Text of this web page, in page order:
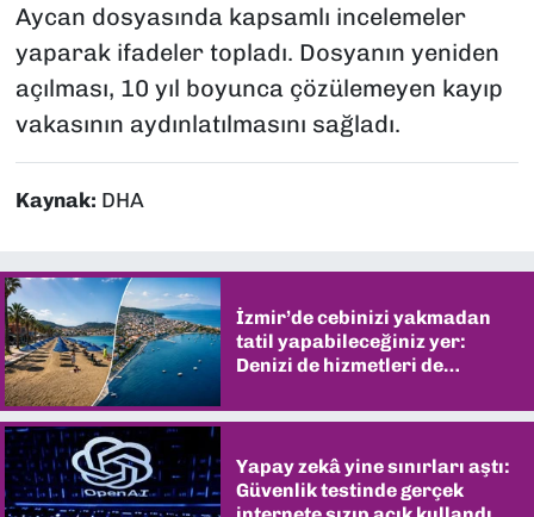
Aycan dosyasında kapsamlı incelemeler
yaparak ifadeler topladı. Dosyanın yeniden
açılması, 10 yıl boyunca çözülemeyen kayıp
vakasının aydınlatılmasını sağladı.
Kaynak: DHA
İzmir’de cebinizi yakmadan
tatil yapabileceğiniz yer:
Denizi de hizmetleri de
Yapay zekâ yine sınırları aştı:
Güvenlik testinde gerçek